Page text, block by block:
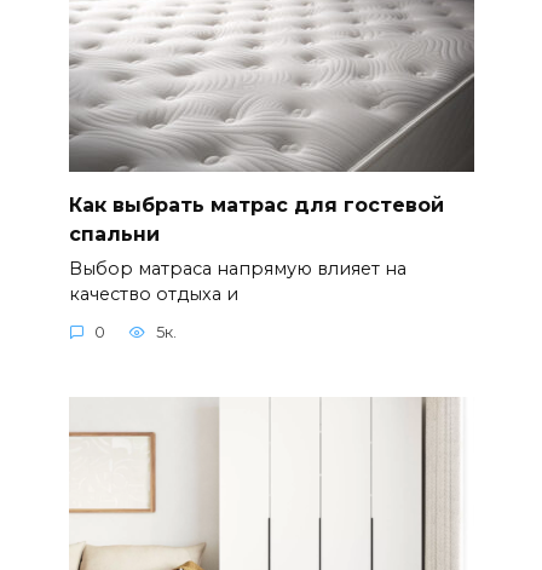
Как выбрать матрас для гостевой
спальни
Выбор матраса напрямую влияет на
качество отдыха и
0 5к.